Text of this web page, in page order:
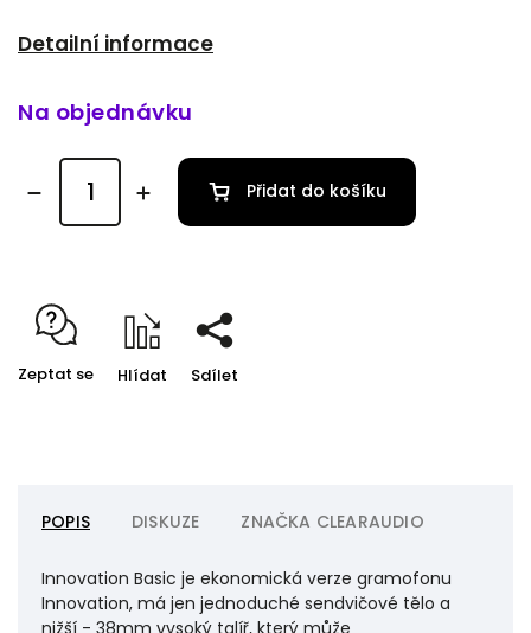
Detailní informace
Na objednávku
Přidat do košíku
Zeptat se Hlídat Sdílet
POPIS DISKUZE ZNAČKA CLEARAUDIO
Innovation Basic je ekonomická verze gramofonu
Innovation, má jen jednoduché sendvičové tělo a
nižší - 38mm vysoký talíř, který může